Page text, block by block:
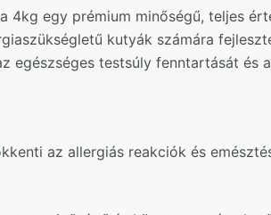
4kg egy prémium minőségű, teljes
kutyák számára
egészséges testsúly fenntartását és
az allergiás reakciók és